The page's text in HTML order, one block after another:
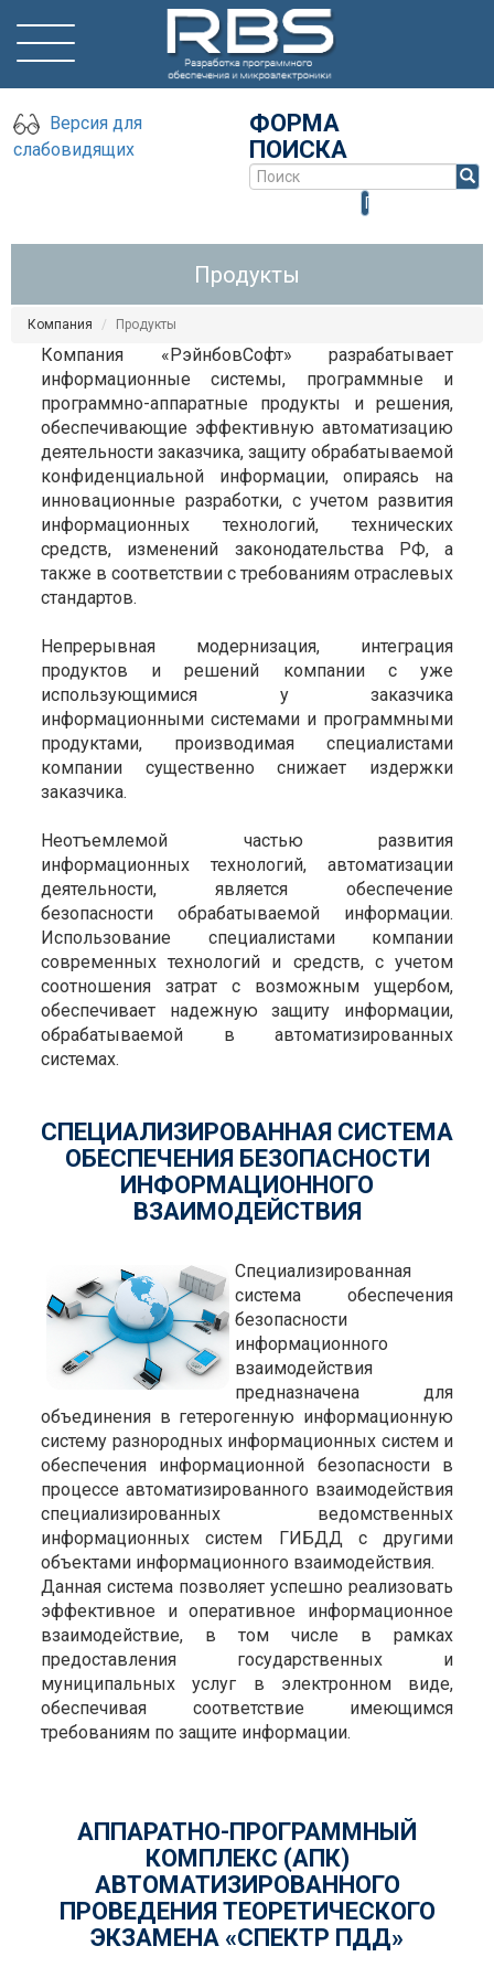
Версия для
слабовидящих
ФОРМА
ПОИСКА
Поиск
Продукты
Компания Продукты
Компания «РэйнбовСофт» разрабатывает
информационные системы, программные и
программно-аппаратные продукты и решения,
обеспечивающие эффективную автоматизацию
деятельности заказчика, защиту обрабатываемой
конфиденциальной информации, опираясь на
инновационные разработки, с учетом развития
информационных технологий, технических
средств, изменений законодательства РФ, а
также в соответствии с требованиям отраслевых
стандартов.
Непрерывная модернизация, интеграция
продуктов и решений компании с уже
использующимися у заказчика
информационными системами и программными
продуктами, производимая специалистами
компании существенно снижает издержки
заказчика.
Неотъемлемой частью развития
информационных технологий, автоматизации
деятельности, является обеспечение
безопасности обрабатываемой информации.
Использование специалистами компании
современных технологий и средств, с учетом
соотношения затрат с возможным ущербом,
обеспечивает надежную защиту информации,
обрабатываемой в автоматизированных
системах.
СПЕЦИАЛИЗИРОВАННАЯ СИСТЕМА
ОБЕСПЕЧЕНИЯ БЕЗОПАСНОСТИ
ИНФОРМАЦИОННОГО
ВЗАИМОДЕЙСТВИЯ
Специализированная
система обеспечения
безопасности
информационного
взаимодействия
предназначена для
объединения в гетерогенную информационную
систему разнородных информационных систем и
обеспечения информационной безопасности в
процессе автоматизированного взаимодействия
специализированных ведомственных
информационных систем ГИБДД с другими
объектами информационного взаимодействия.
Данная система позволяет успешно реализовать
эффективное и оперативное информационное
взаимодействие, в том числе в рамках
предоставления государственных и
муниципальных услуг в электронном виде,
обеспечивая соответствие имеющимся
требованиям по защите информации.
АППАРАТНО-ПРОГРАММНЫЙ
КОМПЛЕКС (АПК)
АВТОМАТИЗИРОВАННОГО
ПРОВЕДЕНИЯ ТЕОРЕТИЧЕСКОГО
ЭКЗАМЕНА «СПЕКТР ПДД»